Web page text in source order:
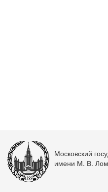
Московский
имени М. В.